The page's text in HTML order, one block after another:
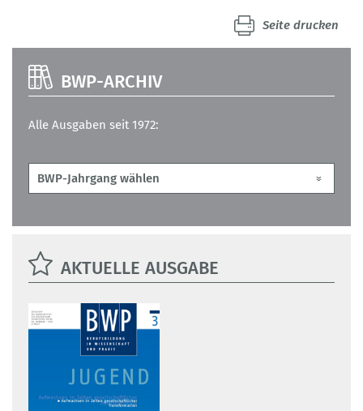
Seite drucken
BWP-ARCHIV
Alle Ausgaben seit 1972:
AKTUELLE AUSGABE